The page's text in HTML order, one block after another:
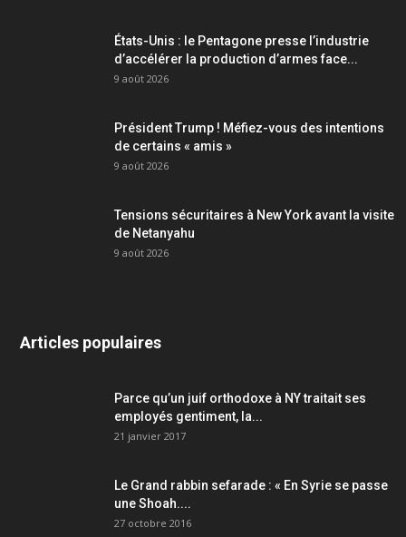
États-Unis : le Pentagone presse l’industrie
d’accélérer la production d’armes face...
9 août 2026
Président Trump ! Méfiez-vous des intentions
de certains « amis »
9 août 2026
Tensions sécuritaires à New York avant la visite
de Netanyahu
9 août 2026
Articles populaires
Parce qu’un juif orthodoxe à NY traitait ses
employés gentiment, la...
21 janvier 2017
Le Grand rabbin sefarade : « En Syrie se passe
une Shoah....
27 octobre 2016